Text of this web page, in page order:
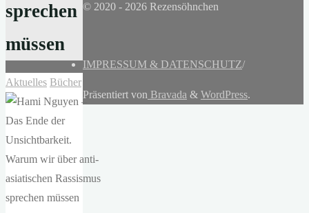
sprechen
müssen
Aktuelles Bücher
© 2020 - 2026 Rezensöhnchen
IMPRESSUM & DATENSCHUTZ/
Präsentiert von Bravada & WordPress.